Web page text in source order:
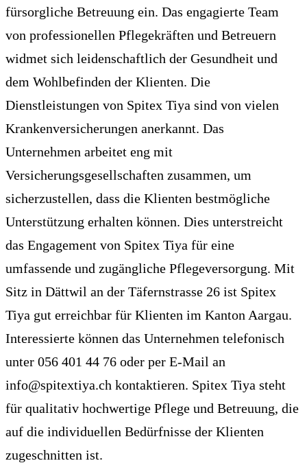
fürsorgliche Betreuung ein. Das engagierte Team
von professionellen Pflegekräften und Betreuern
widmet sich leidenschaftlich der Gesundheit und
dem Wohlbefinden der Klienten. Die
Dienstleistungen von Spitex Tiya sind von vielen
Krankenversicherungen anerkannt. Das
Unternehmen arbeitet eng mit
Versicherungsgesellschaften zusammen, um
sicherzustellen, dass die Klienten bestmögliche
Unterstützung erhalten können. Dies unterstreicht
das Engagement von Spitex Tiya für eine
umfassende und zugängliche Pflegeversorgung. Mit
Sitz in Dättwil an der Täfernstrasse 26 ist Spitex
Tiya gut erreichbar für Klienten im Kanton Aargau.
Interessierte können das Unternehmen telefonisch
unter 056 401 44 76 oder per E-Mail an
info@spitextiya.ch kontaktieren. Spitex Tiya steht
für qualitativ hochwertige Pflege und Betreuung, die
auf die individuellen Bedürfnisse der Klienten
zugeschnitten ist.